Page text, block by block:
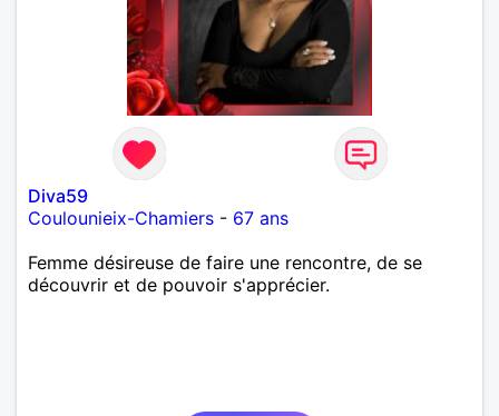
Diva59
Coulounieix-Chamiers - 67 ans
Femme désireuse de faire une rencontre, de se
découvrir et de pouvoir s'apprécier.